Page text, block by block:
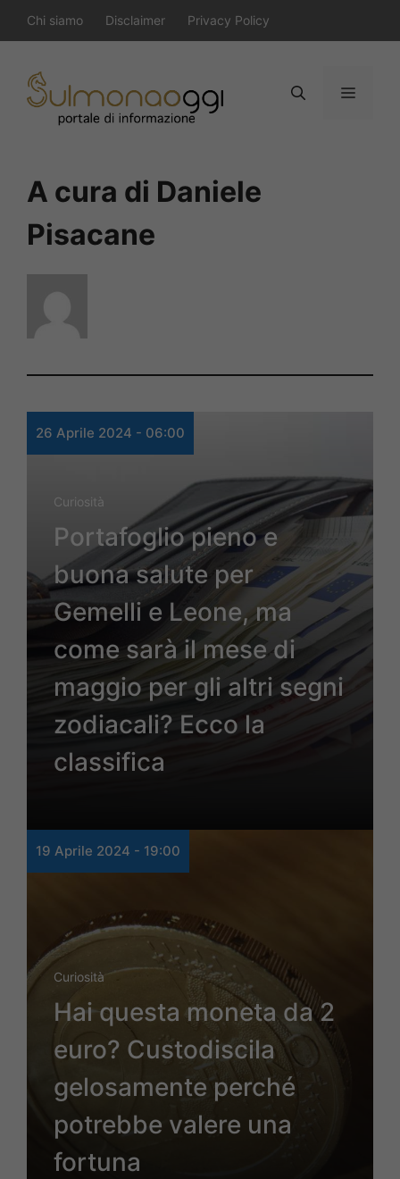
al
contenuto
Chi siamo Disclaimer Privacy Policy
Menu
A cura di Daniele
Pisacane
26 Aprile 2024 - 06:00
Curiosità
Portafoglio pieno e
buona salute per
Gemelli e Leone, ma
come sarà il mese di
maggio per gli altri segni
zodiacali? Ecco la
classifica
19 Aprile 2024 - 19:00
Curiosità
Hai questa moneta da 2
euro? Custodiscila
gelosamente perché
potrebbe valere una
fortuna